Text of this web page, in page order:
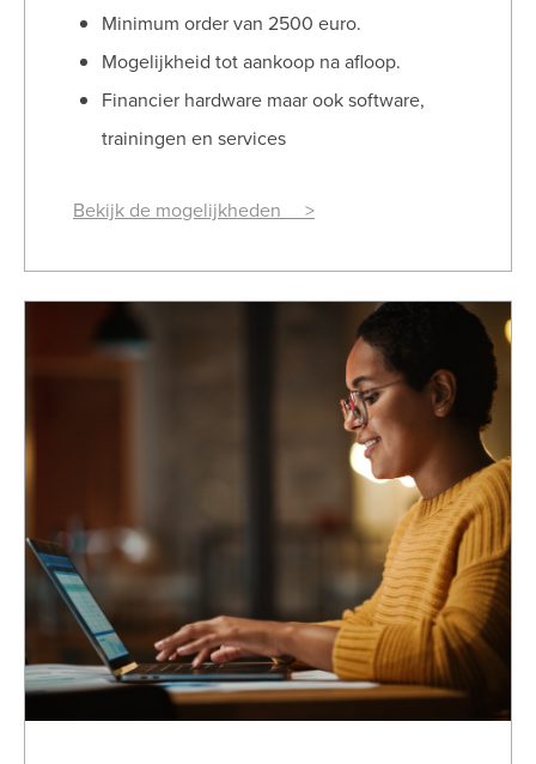
Minimum order van 2500 euro.
Mogelijkheid tot aankoop na afloop.
Financier hardware maar ook software,
trainingen en services
Bekijk de mogelijkheden >